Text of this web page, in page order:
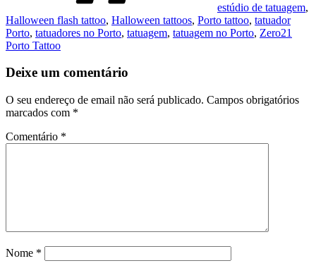
estúdio de tatuagem,
Halloween flash tattoo, Halloween tattoos, Porto tattoo, tatuador
Porto, tatuadores no Porto, tatuagem, tatuagem no Porto, Zero21
Porto Tattoo
Deixe um comentário
O seu endereço de email não será publicado. Campos obrigatórios
marcados com *
Comentário *
Nome *